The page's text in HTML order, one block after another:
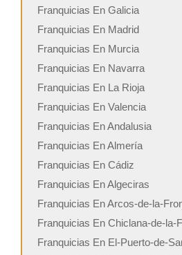
Franquicias En Galicia
Franquicias En Madrid
Franquicias En Murcia
Franquicias En Navarra
Franquicias En La Rioja
Franquicias En Valencia
Franquicias En Andalusia
Franquicias En Almería
Franquicias En Cádiz
Franquicias En Algeciras
Franquicias En Arcos-de-la-
Franquicias En Chiclana-de-la-
Franquicias En El-Puerto-de-